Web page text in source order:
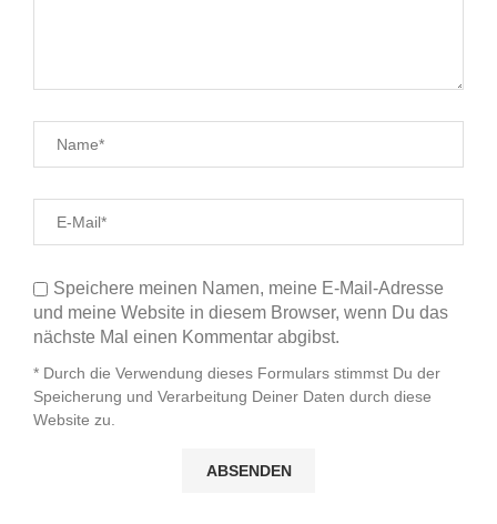
Speichere meinen Namen, meine E-Mail-Adresse
und meine Website in diesem Browser, wenn Du das
nächste Mal einen Kommentar abgibst.
* Durch die Verwendung dieses Formulars stimmst Du der
Speicherung und Verarbeitung Deiner Daten durch diese
Website zu.